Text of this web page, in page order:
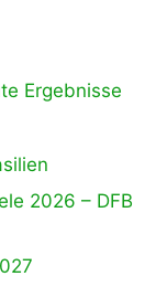
Ergebnisse
2026 – DFB